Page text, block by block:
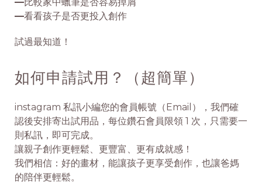
—比較家中蠟筆是否容易掉屑
—看看孩子是否更投入創作
試過最知道！
如何申請試用？（超簡單）
instagram 私訊小編您的會員帳號（Email），我們確
認後安排寄出試用品，每位鑽石會員限領 1 次，只需要一
則私訊，即可完成。
讓親子創作更輕鬆、更豐富、更有成就感！
我們相信：好的畫材，能讓孩子更享受創作，也讓爸媽
的陪伴更輕鬆。